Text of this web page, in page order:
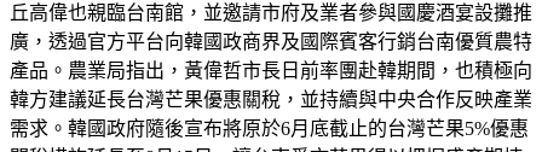
丘高偉也親臨台南館，並邀請市府及業者參與國慶酒宴設攤推
廣，透過官方平台向韓國政商界及國際賓客行銷台南優質農特
產品。農業局指出，黃偉哲市長日前率團赴韓期間，也積極向
韓方建議延長台灣芒果優惠關稅，並持續與中央合作反映產業
需求。韓國政府隨後宣布將原於6月底截止的台灣芒果5%優惠